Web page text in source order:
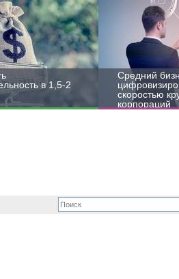
в 1,5-2
Средний
скоростью
корпораций